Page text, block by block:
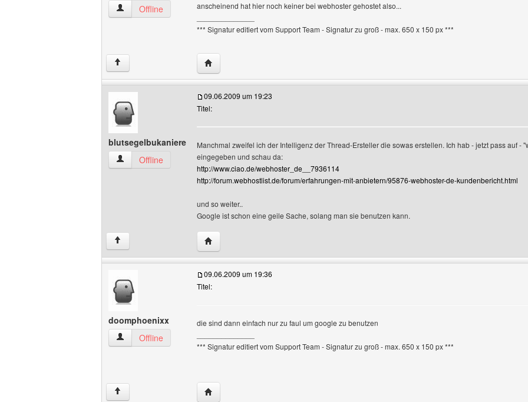
doomphoenixx Benutzer-Profile anzeigen
Offline
anscheinend hat hier noch keiner bei webhoster gehostet also...
*** Signatur editiert vom Support Team - Signatur zu groß - max. 650 x 150 px ***
↑ Website dieses Benutzers besuchen: doomphoenixx
blutsegelbukaniere
blutsegelbukaniere Benutzer-Profile anzeigen
Offline
09.06.2009 um 19:23
Titel:
Manchmal zweifel ich der Intelligenz der Thread-Ersteller die sowas erstellen. Ich hab - jetzt pass auf -
eingegeben und schau da:
http://www.ciao.de/webhoster_de__7936114
http://forum.webhostlist.de/forum/erfahrungen-mit-anbietern/95876-webhoster-de-kundenbericht.html
und so weiter..
Google ist schon eine geile Sache, solang man sie benutzen kann.
↑ Website dieses Benutzers besuchen: blutsegelbukaniere
doomphoenixx
doomphoenixx Benutzer-Profile anzeigen
Offline
09.06.2009 um 19:36
Titel:
die sind dann einfach nur zu faul um google zu benutzen
*** Signatur editiert vom Support Team - Signatur zu groß - max. 650 x 150 px ***
↑ Website dieses Benutzers besuchen: doomphoenixx